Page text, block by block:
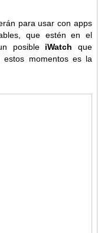
para usar con apps
que estén en el
posible iWatchque
momentos es la